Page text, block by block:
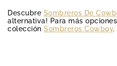
Descubre Sombreros De
alternativa! Para más
colección Sombreros Cowboy.